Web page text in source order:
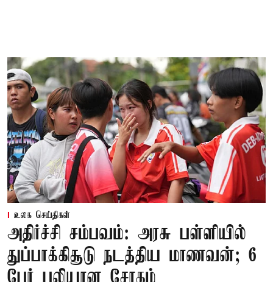
உலக செய்திகள்
அதிர்ச்சி சம்பவம்: அரசு பள்ளியில்
துப்பாக்கிசூடு நடத்திய மாணவன்; 6